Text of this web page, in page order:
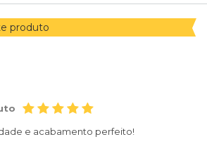
produto
e acabamento perfeito!